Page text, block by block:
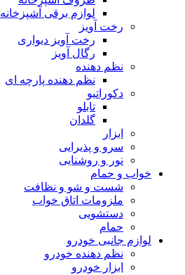
لوازم برقی آشپزخانه
رخت آویز
رخت آویز دیواری
رگال آویز
نظم دهنده
نظم دهنده پارچه ای
دکوراتیو
تابلو
گلدان
ابزار
سرو و پذیرایی
نور و روشنایی
خواب و حمام
شست و شو و نظافت
ملزومات اتاق خواب
دستشویی
حمام
لوازم جانبی خودرو
نظم دهنده خودرو
ابزار خودرو